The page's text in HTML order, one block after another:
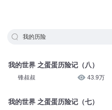
我的历险
我的世界 之蛋蛋历险记（八）
锋叔叔 43.9万
我的世界 之蛋蛋历险记（七）